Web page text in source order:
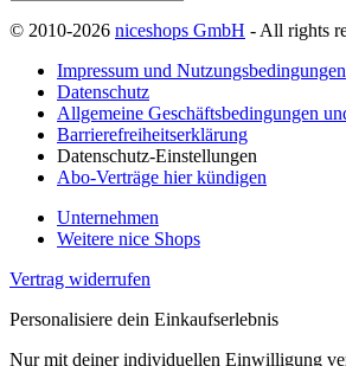
© 2010-2026 niceshops GmbH - All rights
Impressum und Nutzungsbedingungen
Datenschutz
Allgemeine Geschäftsbedingungen
Barrierefreiheitserklärung
Datenschutz-Einstellungen
Abo-Verträge hier kündigen
Unternehmen
Weitere nice Shops
Vertrag widerrufen
Personalisiere dein Einkaufserlebnis
Nur mit deiner individuellen Einwilligung